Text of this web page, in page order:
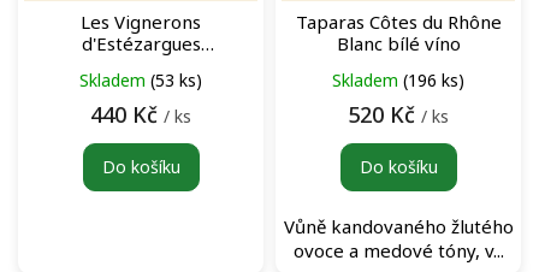
o
Les Vignerons
d'Estézargues
Rouge červené víno
Skladem (53 ks)
440 Kč / ks
Do košíku
Taparas Côtes du Rhône
Blanc bílé víno
Skladem (196 ks)
520 Kč / ks
Do košíku
Vůně kandovaného žlutého
ovoce a medové tóny, v...